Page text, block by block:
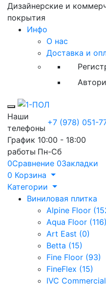
Дизайнерские и
покрытия
Инфо
О нас
Доставка и
Toggle mobile menu
Наши
телефоны
+7 (978) 051-
График
работы
10:00 - 18:00
Пн-Сб
0Сравнение 0Закладки
0 Корзина
Категории
Виниловая плитка
Alpine Floor
Aqua Floor (116)
Art East (0)
Betta (15)
Fine Floor (93)
FineFlex (15)
IVC